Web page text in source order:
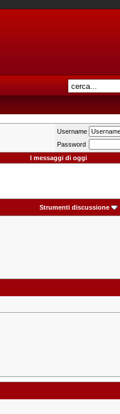
Username
Password
I messaggi di oggi
Strumenti discussione